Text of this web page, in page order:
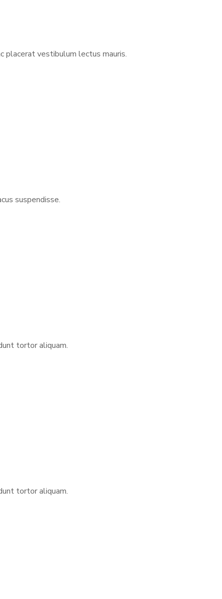
placerat vestibulum lectus mauris.
suspendisse.
tortor aliquam.
tortor aliquam.